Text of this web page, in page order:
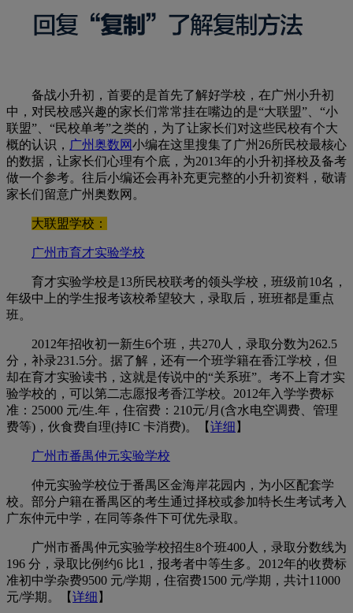
备战小升初，首要的是首先了解好学校，在广州小升初
中，对民校感兴趣的家长们常常挂在嘴边的是“大联盟”、“小
联盟”、“民校单考”之类的，为了让家长们对这些民校有个大
概的认识， 广州奥数网小编在这里搜集了广州26所民校最核心
的数据，让家长们心理有个底，为2013年的小升初择校及备考
做一个参考。往后小编还会再补充更完整的小升初资料，敬请
家长们留意广州奥数网。
大联盟学校：
广州市育才实验学校
育才实验学校是13所民校联考的领头学校，班级前10名，
年级中上的学生报考该校希望较大，录取后，班班都是重点
班。
2012年招收初一新生6个班，共270人，录取分数为262.5
分，补录231.5分。据了解，还有一个班学籍在香江学校，但
却在育才实验读书，这就是传说中的“关系班”。考不上育才实
验学校的，可以第二志愿报考香江学校。2012年入学学费标
准：25000 元/生.年，住宿费：210元/月(含水电空调费、管理
费等)，伙食费自理(持IC 卡消费)。【详细 】
广州市番禺仲元实验学校
仲元实验学校位于番禺区金海岸花园内，为小区配套学
校。部分户籍在番禺区的考生通过择校或参加特长生考试考入
广东仲元中学，在同等条件下可优先录取。
广州市番禺仲元实验学校招生8个班400人，录取分数线为
196 分，录取比例约6 比1，报考者中等生多。2012年的收费标
准初中学杂费9500 元/学期，住宿费1500 元/学期，共计11000
元/学期。【详细 】